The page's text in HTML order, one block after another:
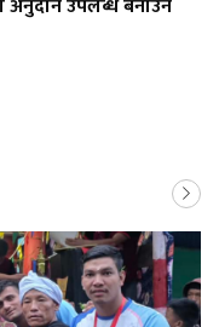
अनुदान उपलब्ध बनाउन